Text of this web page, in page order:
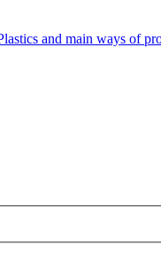
and main ways of